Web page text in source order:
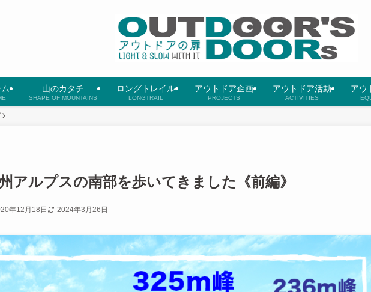
山のカタチ
SHAPE OF MOUNTAINS
ロングトレイル
LONGTRAIL
アウトドア企画
PROJECTS
アウトドア活動
ACTIVITIES
アウ
州アルプスの南部を歩いてきました《前編》
年12月18日 2024年3月26日